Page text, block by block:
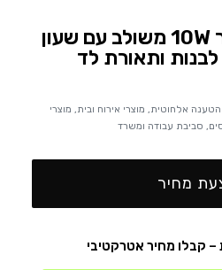
מטען אלחוטי מהיר 10W משולב עם שעון
לבנות ותאורת לד
הטענה אלחוטית, מוצרי אירוח ובית, מוצרי
, סביבת עבודה ומשרד
מחיר